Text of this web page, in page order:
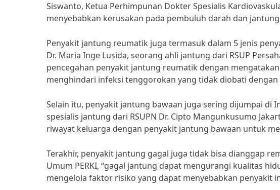
Siswanto, Ketua Perhimpunan Dokter Spesialis
menyebabkan kerusakan pada pembuluh darah dan
Penyakit jantung reumatik juga termasuk dalam 5 jenis
Dr. Maria Inge Lusida, seorang ahli jantung dari RSUP
pencegahan penyakit jantung reumatik dengan
menghindari infeksi tenggorokan yang tidak diobati dengan
Selain itu, penyakit jantung bawaan juga sering dijumpai di
spesialis jantung dari RSUPN Dr. Cipto Mangunkusumo
riwayat keluarga dengan penyakit jantung bawaan untuk
Terakhir, penyakit jantung gagal juga tidak bisa dianggap
Umum PERKI, “gagal jantung dapat mengurangi kualitas
mengelola faktor risiko yang dapat menyebabkan penyakit